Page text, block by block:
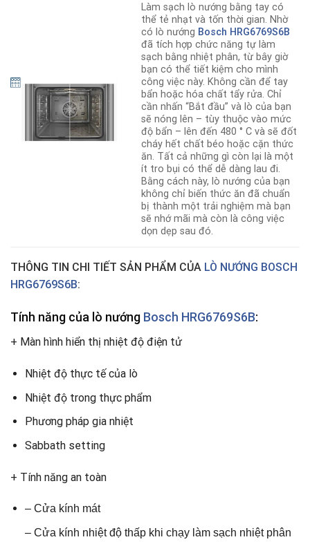
Làm sạch lò nướng bằng tay có
thể tẻ nhạt và tốn thời gian. Nhờ
có lò nướng Bosch HRG6769S6B
đã tích hợp chức năng tự làm
sạch bằng nhiệt phân, từ bây giờ
bạn có thể tiết kiệm cho mình
công việc này. Không cần để tay
bẩn hoặc hóa chất tẩy rửa. Chỉ
cần nhấn “Bắt đầu” và lò của bạn
sẽ nóng lên – tùy thuộc vào mức
độ bẩn – lên đến 480 ° C và sẽ đốt
cháy hết chất béo hoặc cặn thức
ăn. Tất cả những gì còn lại là một
ít tro bụi có thể dễ dàng lau đi.
Bằng cách này, lò nướng của bạn
không chỉ biến thức ăn đã chuẩn
bị thành một trải nghiệm mà bạn
sẽ nhớ mãi mà còn là công việc
dọn dẹp sau đó.
THÔNG TIN CHI TIẾT SẢN PHẨM CỦA LÒ NƯỚNG BOSCH
HRG6769S6B:
Tính năng của lò nướng Bosch HRG6769S6B:
+ Màn hình hiển thị nhiệt độ điện tử
Nhiệt độ thực tế của lò
Nhiệt độ trong thực phẩm
Phương pháp gia nhiệt
Sabbath setting
+ Tính năng an toàn
– Cửa kính mát
– Cửa kính nhiệt độ thấp khi chạy làm sạch nhiệt phân